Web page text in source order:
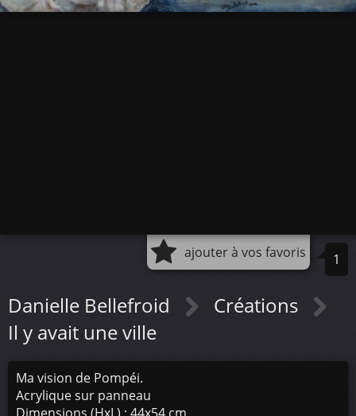
ajouter à vos favoris 1
Danielle Bellefroid
Créations
Il y avait une ville
Ma vision de Pompéi.
Acrylique sur panneau
Dimensions (HxL) : 44x54 cm